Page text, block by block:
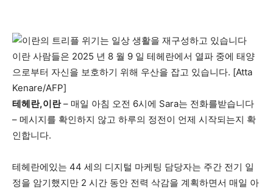
이란 사람들은 2025 년 8 월 9 일 테헤란에서 열파 중에 태양
으로부터 자신을 보호하기 위해 우산을 잡고 있습니다. [Atta
Kenare/AFP]
테헤란,이란– 매일 아침 오전 6시에 Sara는 전화를받습니다
– 메시지를 확인하지 않고 하루의 정전이 언제 시작되는지 확
인합니다.
테헤란에있는 44 세의 디지털 마케팅 담당자는 주간 전기 일
정을 암기했지만 2 시간 동안 전력 삭감을 계획하면서 매일 아